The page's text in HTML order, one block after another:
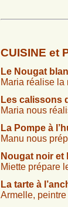
CUISINE et
Le Nougat
Maria réalise la
Les calissons
Maria nous
La Pompe à
Manu nous
Nougat noir et
Miette prépare
La tarte à
Armelle,